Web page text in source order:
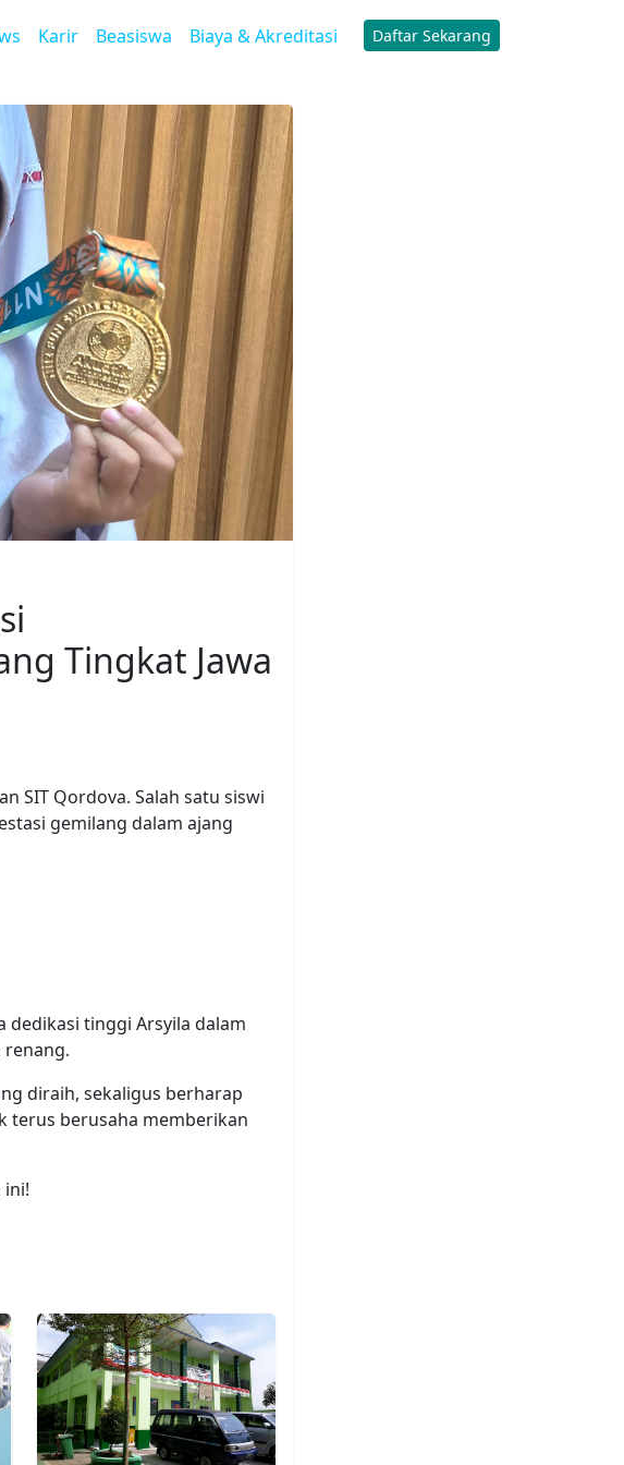
Karir Beasiswa Biaya & Akreditasi Daftar Sekarang
Tingkat Jawa
SIT Qordova. Salah satu siswi
gemilang dalam ajang
dedikasi tinggi Arsyila dalam
diraih, sekaligus berharap
terus berusaha memberikan
ini!